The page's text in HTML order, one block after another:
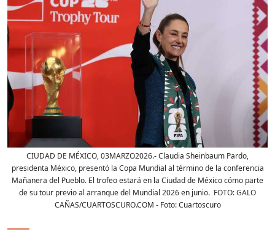
CIUDAD DE MÉXICO, 03MARZO2026.- Claudia Sheinbaum Pardo,
presidenta México, presentó la Copa Mundial al término de la conferencia
Mañanera del Pueblo. El trofeo estará en la Ciudad de México cómo parte
de su tour previo al arranque del Mundial 2026 en junio. FOTO: GALO
CAÑAS/CUARTOSCURO.COM - Foto:Cuartoscuro